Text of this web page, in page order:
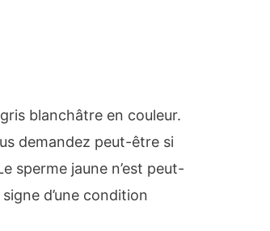
blanchâtre en couleur.
demandez peut-être si
sperme jaune n’est peut-
d’une condition